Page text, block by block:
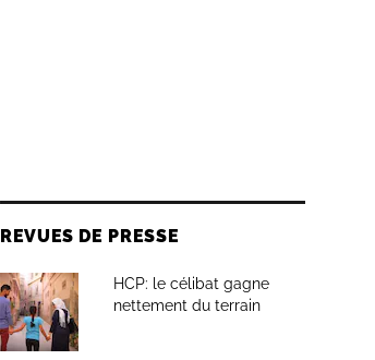
REVUES DE PRESSE
HCP: le célibat gagne
nettement du terrain